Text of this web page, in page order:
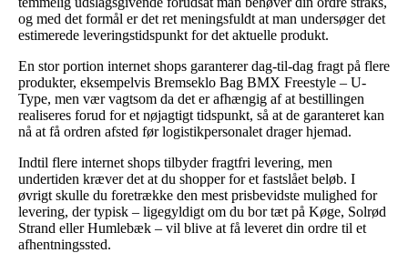
og med det formål er det ret meningsfuldt at man undersøger det
estimerede leveringstidspunkt for det aktuelle produkt.
En stor portion internet shops garanterer dag-til-dag fragt på flere
produkter, eksempelvis Bremseklo Bag BMX Freestyle – U-
Type, men vær vagtsom da det er afhængig af at bestillingen
realiseres forud for et nøjagtigt tidspunkt, så at de garanteret kan
nå at få ordren afsted før logistikpersonalet drager hjemad.
Indtil flere internet shops tilbyder fragtfri levering, men
undertiden kræver det at du shopper for et fastslået beløb. I
øvrigt skulle du foretrække den mest prisbevidste mulighed for
levering, der typisk – ligegyldigt om du bor tæt på Køge, Solrød
Strand eller Humlebæk – vil blive at få leveret din ordre til et
afhentningssted.